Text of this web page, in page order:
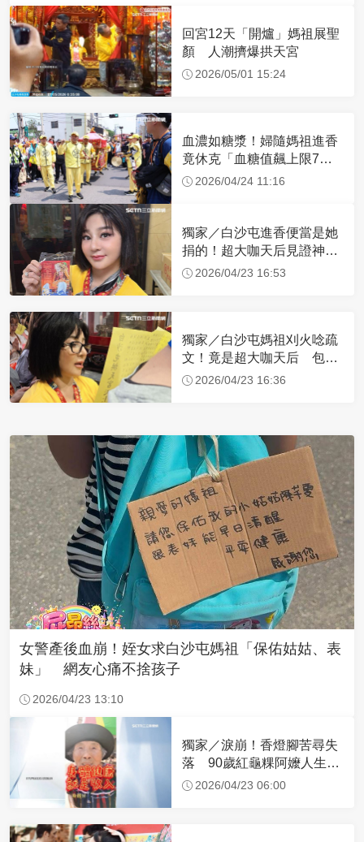
回宮12天「開爐」媽祖展聖
顏 人潮擠爆拱天宮
2026/05/01 15:24
血濃如糖漿！婦隨媽祖進香
竟休克「血糖值飆上限7
倍」 醫曝原因
2026/04/24 11:16
獨家／白沙屯進香便當是她
捐的！超大咖天后見證神
蹟 一靠近媽祖就爆哭
2026/04/23 16:53
獨家／白沙屯媽祖刈火唸疏
文！竟是超大咖天后 包尿
布忍尿5小時不喊累
2026/04/23 16:36
女警產後血崩！姪女求白沙屯媽祖「保佑姑姑、表
妹」 網友心痛不捨孩子
2026/04/23 13:10
獨家／淚崩！香燈腳苦尋失
落 90歲紅龜粿阿嬤人生謝
幕2026/04/23 06:00